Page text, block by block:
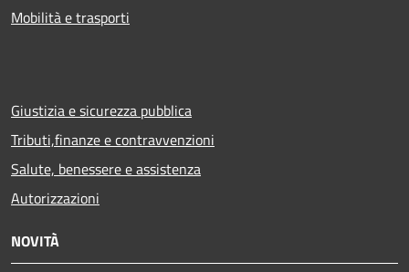
Mobilità e trasporti
Giustizia e sicurezza pubblica
Tributi,finanze e contravvenzioni
Salute, benessere e assistenza
Autorizzazioni
NOVITÀ